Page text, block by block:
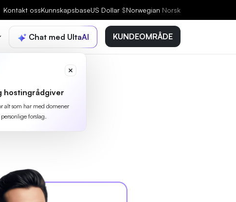
Kontakt ossKunnskapsbaseUS Dollar $Norwegian Norsk
Chat med UltaAI
hostingrådgiver
alt som har med domener
forslag.
KUNDEOMRÅDE